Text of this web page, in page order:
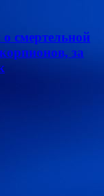
смертельной
за